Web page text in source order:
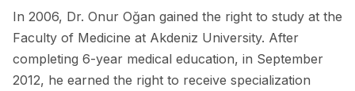
In 2006, Dr. Onur Oğan gained the right to study at the
Faculty of Medicine at Akdeniz University. After
completing 6-year medical education, in September
2012, he earned the right to receive specialization